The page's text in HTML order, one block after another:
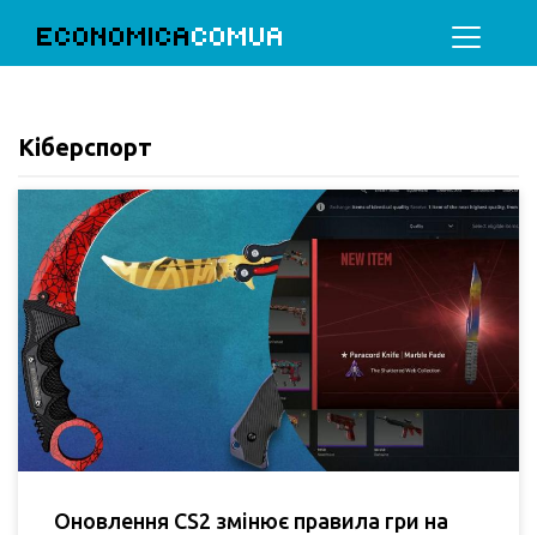
ECONOMICACOMUA
Кіберспорт
Оновлення CS2 змінює правила гри на